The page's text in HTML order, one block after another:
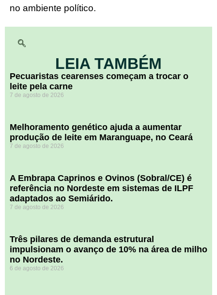
no ambiente político.
LEIA TAMBÉM
Pecuaristas cearenses começam a trocar o
leite pela carne
7 de agosto de 2026
Melhoramento genético ajuda a aumentar
produção de leite em Maranguape, no Ceará
7 de agosto de 2026
A Embrapa Caprinos e Ovinos (Sobral/CE) é
referência no Nordeste em sistemas de ILPF
adaptados ao Semiárido.
7 de agosto de 2026
​Três pilares de demanda estrutural
impulsionam o avanço de 10% na área de milho
no Nordeste.
6 de agosto de 2026